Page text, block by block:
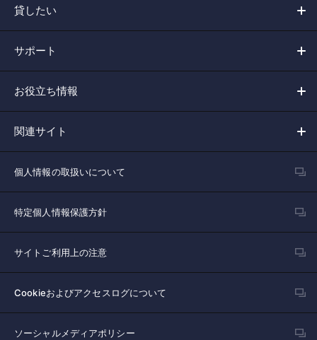
貸したい
サポート
お役立ち情報
関連サイト
個人情報の取扱いについて
特定個人情報保護方針
サイトご利用上の注意
Cookieおよびアクセスログについて
ソーシャルメディアポリシー